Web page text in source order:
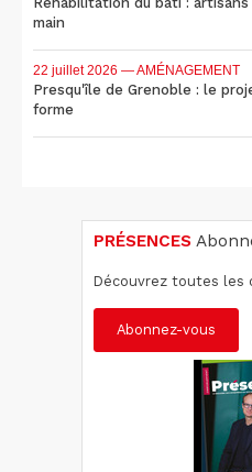
main
22 juillet 2026 — AMÉNAGEMENT
Presqu'île de Grenoble : le
forme
PRÉSENCES
Découvrez toutes les
Abonnez-vous